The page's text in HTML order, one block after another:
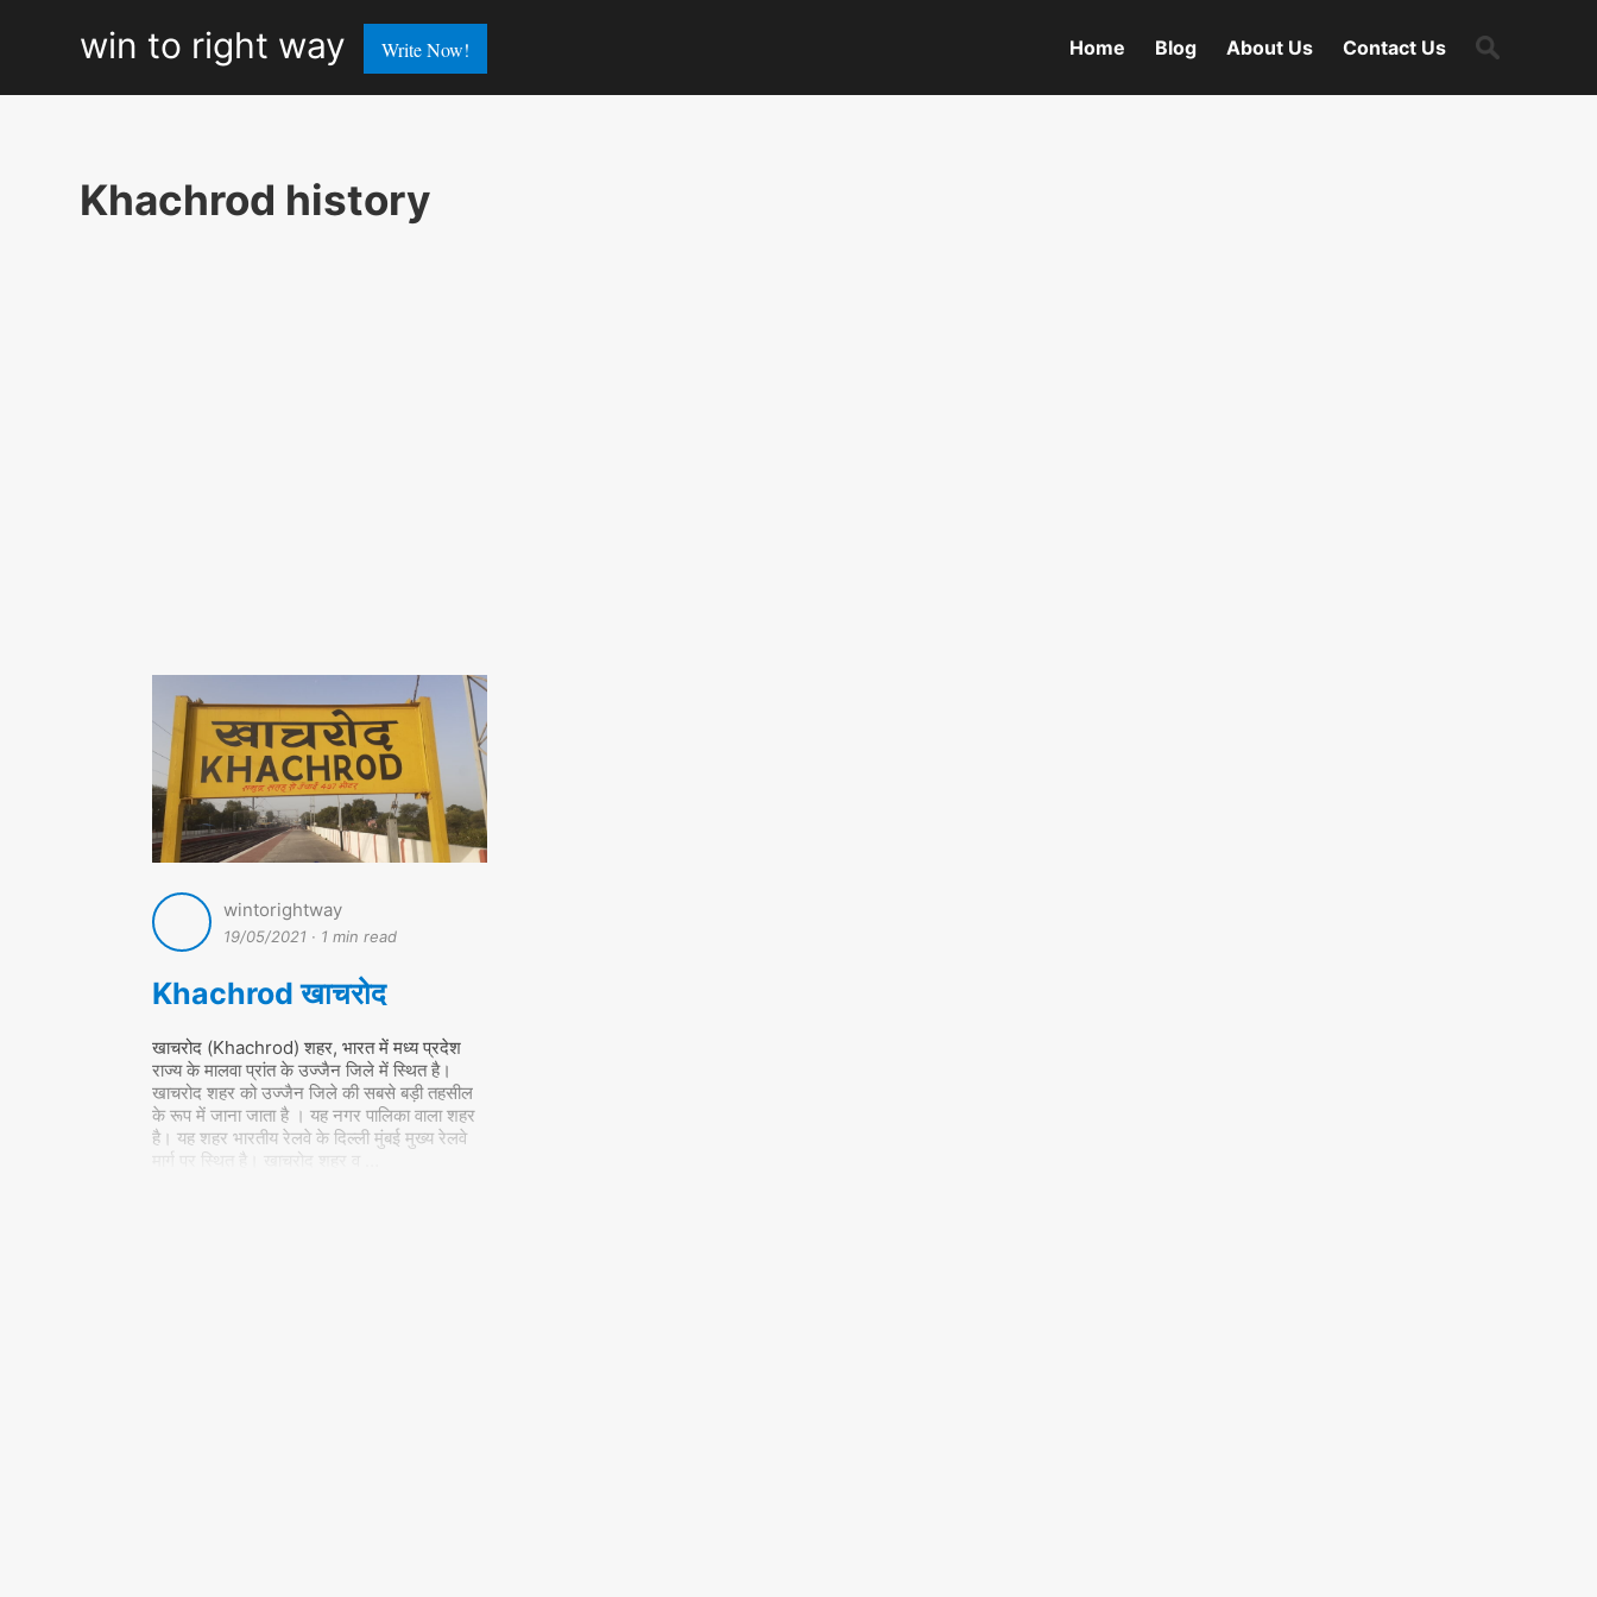
win
to
win to right way Write Now! Home Blog About Us Contact Us
Search
for:
Khachrod history
wintorightway
19/05/2021 · 1 min read
Khachrod खाचरोद
खाचरोद (Khachrod) शहर, भारत में मध्य प्रदेश
राज्य के मालवा प्रांत के उज्जैन जिले में स्थित है।
खाचरोद शहर को उज्जैन जिले की सबसे बड़ी तहसील
के रूप में जाना जाता है । यह नगर पालिका वाला शहर
है। यह शहर भारतीय रेलवे के दिल्ली मुंबई मुख्य रेलवे
मार्ग पर स्थित है। खाचरोद शहर व